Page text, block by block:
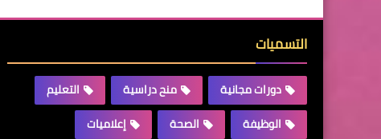
التسميات
دورات مجانية منح دراسية
التعليم
الوظيفة
الصحة إعلاميات